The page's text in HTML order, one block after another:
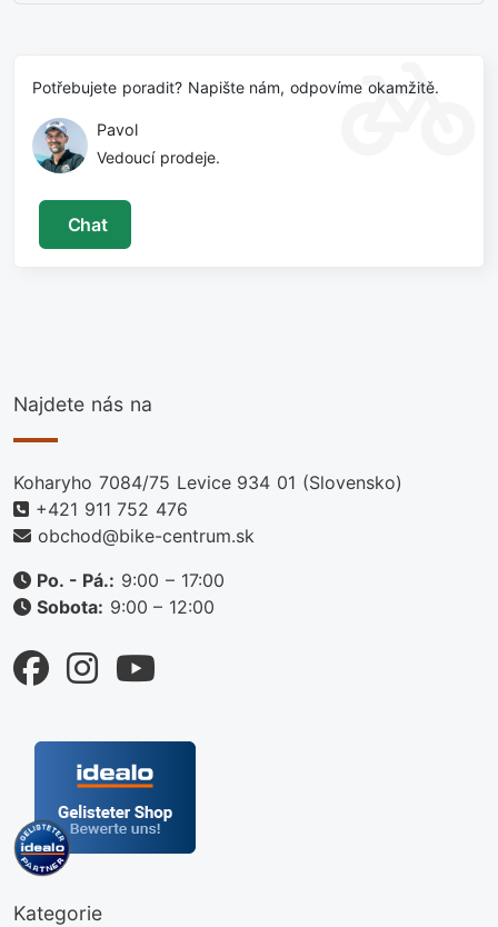
Potřebujete poradit? Napište nám, odpovíme okamžitě.
Pavol
Vedoucí prodeje.
Chat
Najdete nás na
Koharyho 7084/75 Levice 934 01 (Slovensko)
+421 911 752 476
obchod@bike-centrum.sk
Po. - Pá.: 9:00 – 17:00
Sobota: 9:00 – 12:00
Kategorie